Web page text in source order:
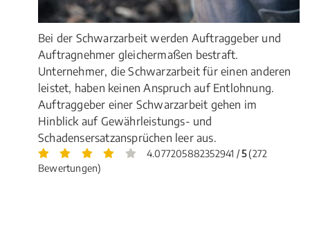
Bei der Schwarzarbeit werden Auftraggeber und
Auftragnehmer gleichermaßen bestraft.
Unternehmer, die Schwarzarbeit für einen anderen
leistet, haben keinen Anspruch auf Entlohnung.
Auftraggeber einer Schwarzarbeit gehen im
Hinblick auf Gewährleistungs- und
Schadensersatzansprüchen leer aus.
4.077205882352941 /5(272
Bewertungen)